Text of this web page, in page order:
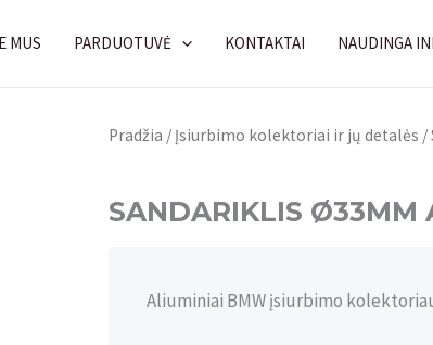
MUS PARDUOTUVĖ KONTAKTAI NAUDINGA
Pradžia / Įsiurbimo kolektoriai ir jų detalės /
SANDARIKLIS Ø33MM
Aliuminiai BMW įsiurbimo